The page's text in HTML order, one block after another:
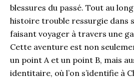
blessures du passé. Tout au
histoire trouble ressurgie dans
faisant voyager à travers une
Cette aventure est non
un point A et un point B, mais
identitaire, où l’on s’identifie à